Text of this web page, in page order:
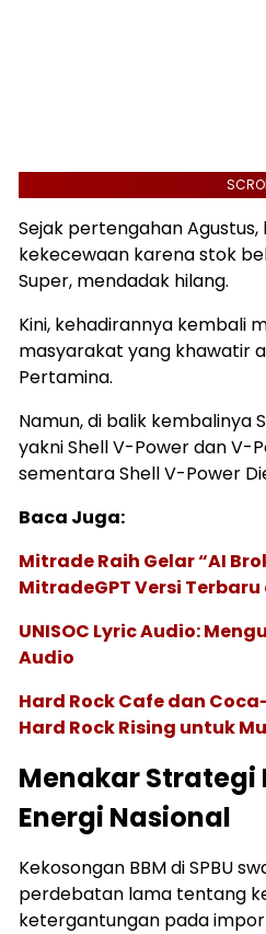
Sejak pertengahan
kekecewaan karena stok
Super, mendadak hilang.
Kini, kehadirannya kembali
masyarakat yang khawatir
Pertamina.
Namun, di balik kembalinya
yakni Shell V-Power dan V-
sementara Shell V-Power
Baca Juga:
Mitrade Raih Gelar “AI
MitradeGPT Versi Terbaru
UNISOC Lyric Audio:
Audio
Hard Rock Cafe dan
Hard Rock Rising untuk
Menakar Strategi
Energi Nasional
Kekosongan BBM di SPBU
perdebatan lama tentang
ketergantungan pada